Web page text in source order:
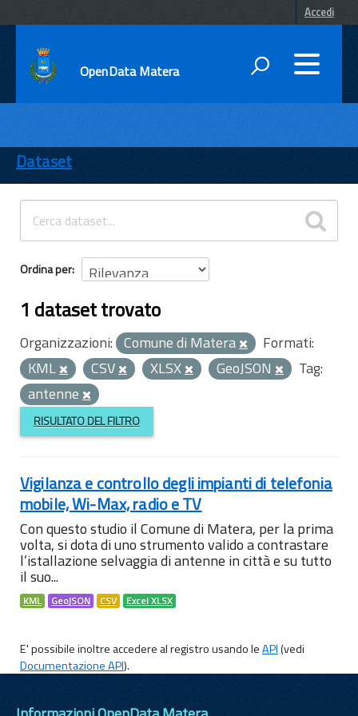
Accedi
OpenData Matera
ENTI
TEMI
INFORMAZIONI
Dataset
Ordina per
1 dataset trovato
Organizzazioni: Comune di Matera
Formati:
KML
CSV XLSX GeoJSON
Tag:
antenne
RISULTATO DEL FILTRO
Vigilanza e controllo degli impianti di telefonia
mobile, Wi-Max, radio e TV
Con questo studio il Comune di Matera, per la prima
volta, si dota di uno strumento valido a contrastare
l’istallazione selvaggia di antenne in città e su tutto
il suo...
KML GeoJSON CSV Excel XLSX
E' possibile inoltre accedere al registro usando leAPI(vedi
Documentazione API).